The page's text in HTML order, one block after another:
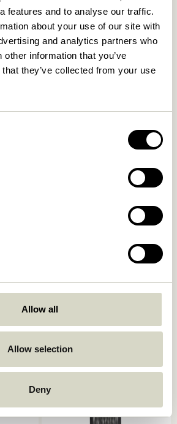
features and to analyse our traffic.
about your use of our site with
and analytics partners who
information that you’ve
they’ve collected from your use
Allow all
Allow selection
Deny
Futu Sidebord Natur
Platform Sidebord Sand
1.149,00